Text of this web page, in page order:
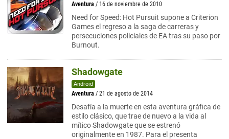
Aventura / 16 de noviembre de 2010
Need for Speed: Hot Pursuit supone a Criterion
Games el regreso a la saga de carreras y
persecuciones policiales de EA tras su paso por
Burnout.
Shadowgate
Android
Aventura / 21 de agosto de 2014
Desafía a la muerte en esta aventura gráfica de
estilo clásico, que trae de nuevo a la vida al
mítico Shadowgate que se estrenó
originalmente en 1987. Para el presenta